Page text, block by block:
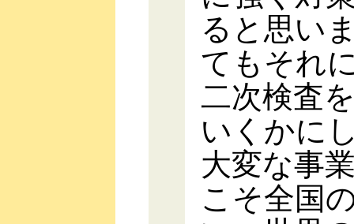
ると思い
てもそれ
二次検査
いくかに
大変な事
こそ全国